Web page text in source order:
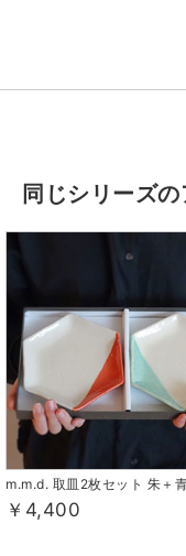
同じシリーズ
m.m.d. 取皿2枚セット 朱＋
￥4,400